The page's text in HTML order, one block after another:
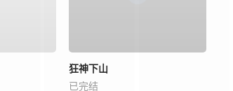
狂神下山
已完结